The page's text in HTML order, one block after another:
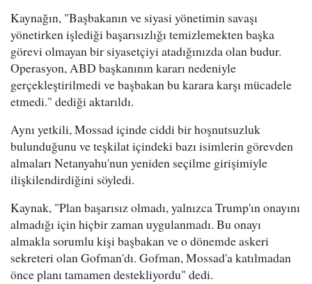
Kaynağın, "Başbakanın ve siyasi yönetimin savaşı
yönetirken işlediği başarısızlığı temizlemekten başka
görevi olmayan bir siyasetçiyi atadığınızda olan budur.
Operasyon, ABD başkanının kararı nedeniyle
gerçekleştirilmedi ve başbakan bu karara karşı mücadele
etmedi." dediği aktarıldı.
Aynı yetkili, Mossad içinde ciddi bir hoşnutsuzluk
bulunduğunu ve teşkilat içindeki bazı isimlerin görevden
almaları Netanyahu'nun yeniden seçilme girişimiyle
ilişkilendirdiğini söyledi.
Kaynak, "Plan başarısız olmadı, yalnızca Trump'ın onayını
almadığı için hiçbir zaman uygulanmadı. Bu onayı
almakla sorumlu kişi başbakan ve o dönemde askeri
sekreteri olan Gofman'dı. Gofman, Mossad'a katılmadan
önce planı tamamen destekliyordu" dedi.